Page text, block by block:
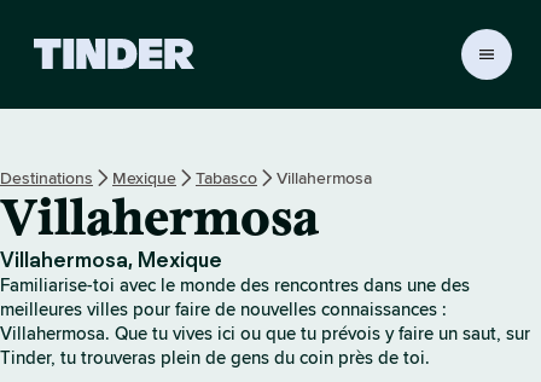
i
l
T
i
n
d
e
r
Destinations Mexique Tabasco Villahermosa
Villahermosa
Villahermosa, Mexique
Familiarise-toi avec le monde des rencontres dans une des
meilleures villes pour faire de nouvelles connaissances :
Villahermosa. Que tu vives ici ou que tu prévois y faire un saut, sur
Tinder, tu trouveras plein de gens du coin près de toi.